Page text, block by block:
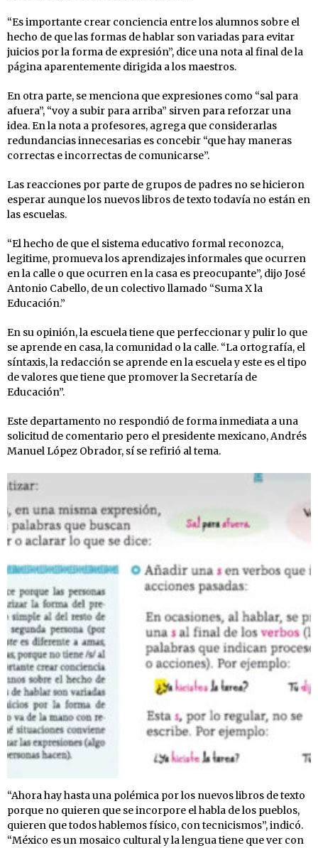
“Es importante crear conciencia entre los alumnos sobre el
hecho de que las formas de hablar son variadas para evitar
juicios por la forma de expresión”, dice una nota al final de la
página aparentemente dirigida a los maestros.
En otra parte, se menciona que expresiones como “sal para
afuera”, “voy a subir para arriba” sirven para reforzar una
idea. En la nota a profesores, agrega que considerarlas
redundancias innecesarias es concebir “que hay maneras
correctas e incorrectas de comunicarse”.
Las reacciones por parte de grupos de padres no se hicieron
esperar aunque los nuevos libros de texto todavía no están en
las escuelas.
“El hecho de que el sistema educativo formal reconozca,
legitime, promueva los aprendizajes informales que ocurren
en la calle o que ocurren en la casa es preocupante”, dijo José
Antonio Cabello, de un colectivo llamado “Suma X la
Educación.”
En su opinión, la escuela tiene que perfeccionar y pulir lo que
se aprende en casa, la comunidad o la calle. “La ortografía, el
síntaxis, la redacción se aprende en la escuela y este es el tipo
de valores que tiene que promover la Secretaría de
Educación”.
Este departamento no respondió de forma inmediata a una
solicitud de comentario pero el presidente mexicano, Andrés
Manuel López Obrador, sí se refirió al tema.
“Ahora hay hasta una polémica por los nuevos libros de texto
porque no quieren que se incorpore el habla de los pueblos,
quieren que todos hablemos físico, con tecnicismos”, indicó.
“México es un mosaico cultural y la lengua tiene que ver con